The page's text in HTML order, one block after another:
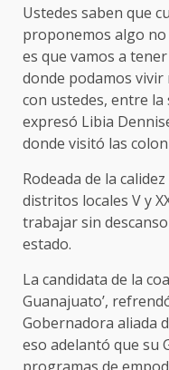
Ustedes saben que
proponemos algo
es que vamos a
donde podamos
con ustedes, entre la
expresó Libia
donde visitó las
Rodeada de la
distritos locales V y
trabajar sin
estado.
La candidata de la
Guanajuato’,
Gobernadora aliada
eso adelantó que su